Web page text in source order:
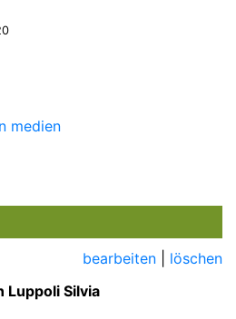
medien
bearbeiten
löschen
Luppoli Silvia